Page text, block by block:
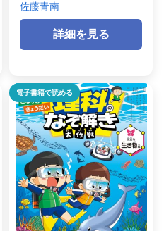
佐藤青南
詳細を見る
電子書籍で読める